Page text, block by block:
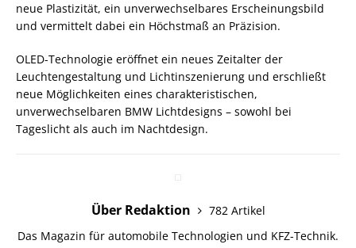
neue Plastizität, ein unverwechselbares Erscheinungsbild
und vermittelt dabei ein Höchstmaß an Präzision.
OLED-Technologie eröffnet ein neues Zeitalter der
Leuchtengestaltung und Lichtinszenierung und erschließt
neue Möglichkeiten eines charakteristischen,
unverwechselbaren BMW Lichtdesigns – sowohl bei
Tageslicht als auch im Nachtdesign.
Über Redaktion
782 Artikel
Das Magazin für automobile Technologien und KFZ-Technik.